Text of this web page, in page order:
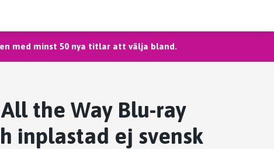
med minst 50 nya titlar att välja bland.
the Way Blu-ray
inplastad ej svensk